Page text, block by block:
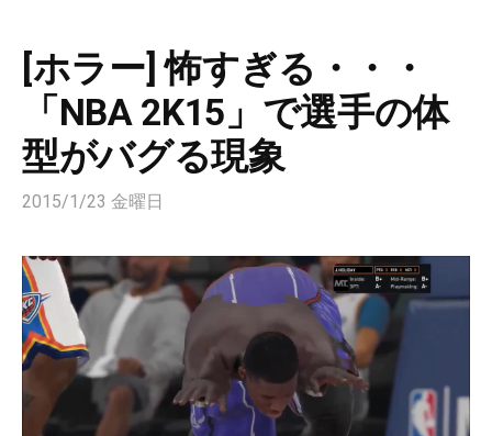
[ホラー] 怖すぎる・・・
「NBA 2K15」で選手の体
型がバグる現象
2015/1/23 金曜日